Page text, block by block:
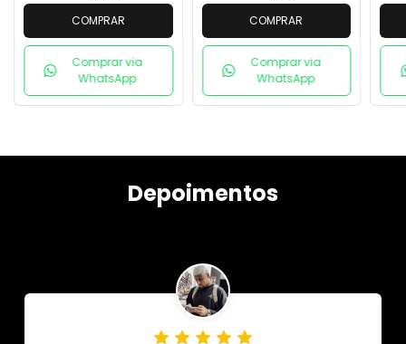
COMPRAR
Comprar via
WhatsApp
COMPRAR
Comprar via
WhatsApp
Depoimentos